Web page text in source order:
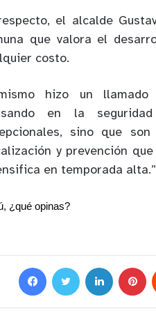
el alcalde
que valora el
costo.
hizo un llamado
en la
sino que
y prevención
en temporada alta.”
¿qué opinas?